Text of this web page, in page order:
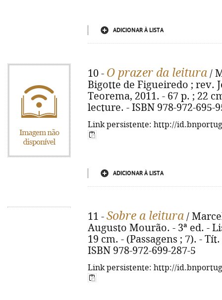
ADICIONAR À LISTA
10 - O prazer da leitura /
Bigotte de Figueiredo ; rev.
Teorema, 2011. - 67 p. ; 22
lecture. - ISBN 978-972-695-
Link persistente: http://
ADICIONAR À LISTA
11 - Sobre a leitura /
Augusto Mourão. - 3ª ed. -
19 cm. - (Passagens ; 7). -
ISBN 978-972-699-287-5
Link persistente: http://